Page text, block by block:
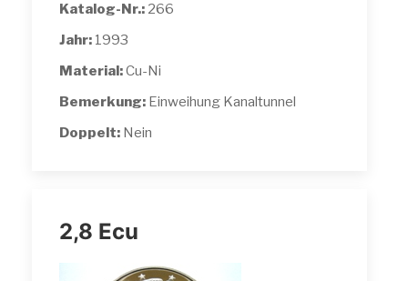
Katalog-Nr.: 266
Jahr: 1993
Material:Cu-Ni
Bemerkung: Einweihung Kanaltunnel
Doppelt: Nein
2,8 Ecu